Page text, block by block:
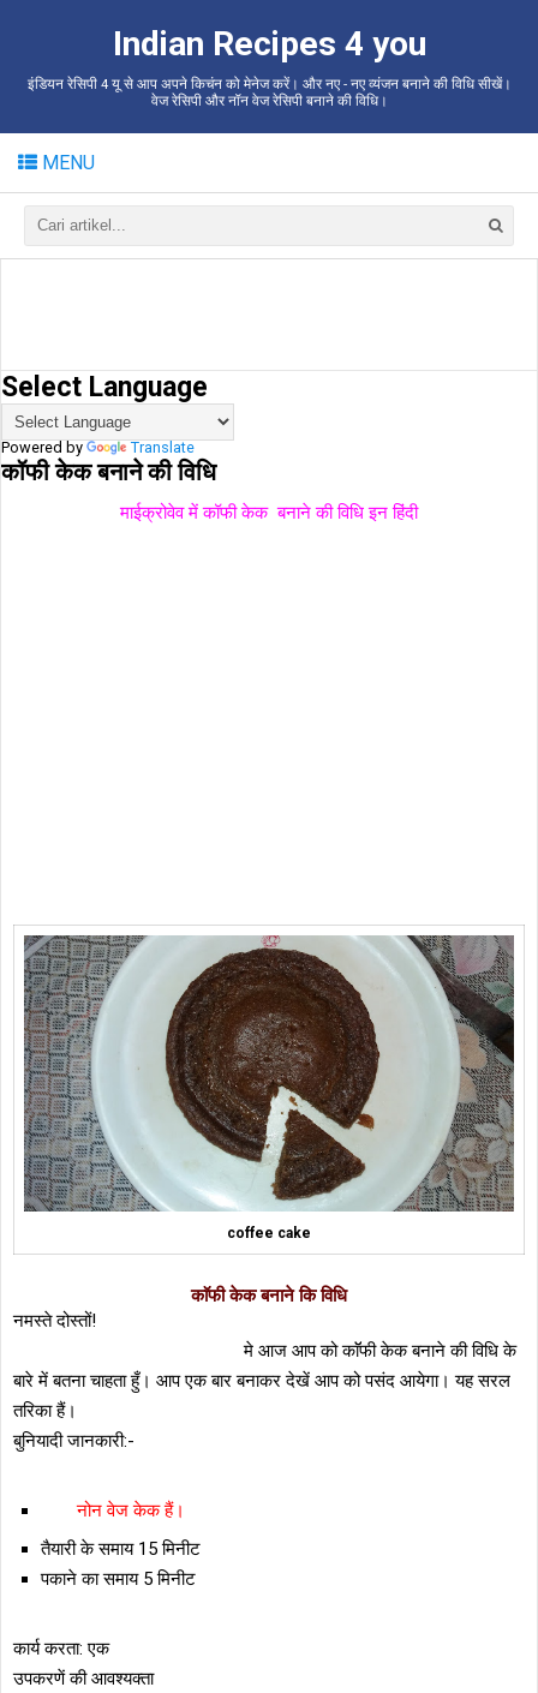
Indian Recipes 4 you
इंडियन रेसिपी 4 यू से आप अपने किचंन को मेनेज करें। और नए - नए व्यंजन बनाने की विधि सीखें।
वेज रेसिपी और नॉन वेज रेसिपी बनाने की विधि।
MENU
Select Language
Powered by Translate
कॉफी केक बनाने की विधि
माईक्रोवेव में कॉफी केक बनाने की विधि इन हिंदी
coffee cake
काॅफी केक बनाने कि विधि
नमस्ते दोस्तों!
मे आज आप को काॅॅफी केक बनाने की विधि के
बारे में बतना चाहता हुँ। आप एक बार बनाकर देखें आप को पसंद आयेगा। यह सरल
तरिका हैं।
बुनियादी जानकारी:-
नोन वेज केक हैं।
तैयारी के समाय 15 मिनीट
पकाने का समाय 5 मिनीट
कार्य करता: एक
उपकरणें की आवश्यक्ता